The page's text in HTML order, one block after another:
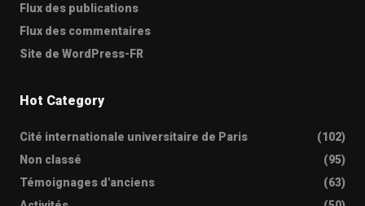
Flux des publications
Flux des commentaires
Site de WordPress-FR
Hot Category
Cité internationale universitaire de Paris
(102)
Non classé
(95)
Témoignages d'anciens
(63)